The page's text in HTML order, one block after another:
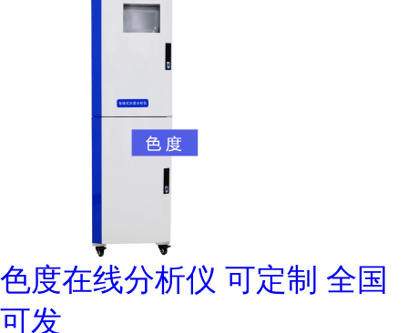
色度在线分析仪 可定制 全国
可发